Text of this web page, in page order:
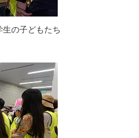
生の子どもたち